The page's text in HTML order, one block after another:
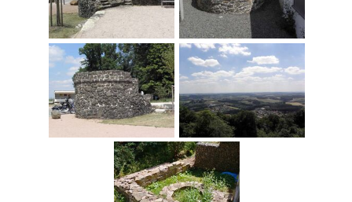
Blick vom
Schaumberg